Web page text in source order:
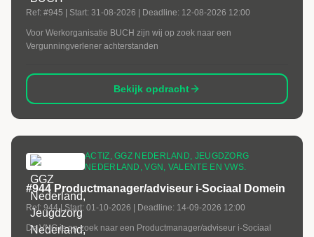
Ref: #945 | Start: 31-08-2026 | Deadline: 12-08-2026 12:00
Voor Werkorganisatie BUCH zijn wij op zoek naar een
Vergunningverlener achterstanden
Bekijk opdracht
ACTIZ, GGZ NEDERLAND, JEUGDZORG
NEDERLAND, VGN, VALENTE EN VWS.
#944 Productmanager/adviseur i-Sociaal Domein
Ref: 944| Start: 01-10-2026 | Deadline: 14-09-2026 12:00
De VNG is op zoek naar een Productmanager/adviseur i-Sociaal